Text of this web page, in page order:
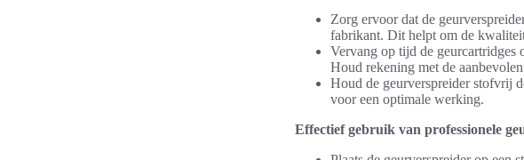
Zorg ervoor dat de
fabrikant. Dit helpt om de
Vervang op tijd de geurcartridges
Houd rekening met de
Houd de geurverspreider stofvrij
voor een optimale werking.
Effectief gebruik van professionele